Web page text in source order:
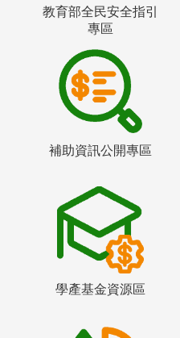
教育部全民安全指引
專區
補助資訊公開專區
學產基金資源區